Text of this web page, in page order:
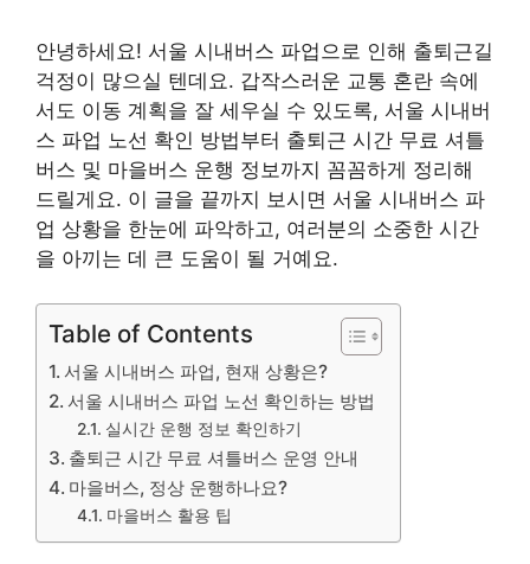
안녕하세요! 서울 시내버스 파업으로 인해 출퇴근길
걱정이 많으실 텐데요. 갑작스러운 교통 혼란 속에
서도 이동 계획을 잘 세우실 수 있도록, 서울 시내버
스 파업 노선 확인 방법부터 출퇴근 시간 무료 셔틀
버스 및 마을버스 운행 정보까지 꼼꼼하게 정리해
드릴게요. 이 글을 끝까지 보시면 서울 시내버스 파
업 상황을 한눈에 파악하고, 여러분의 소중한 시간
을 아끼는 데 큰 도움이 될 거예요.
Table of Contents
서울 시내버스 파업, 현재 상황은?
서울 시내버스 파업 노선 확인하는 방법
실시간 운행 정보 확인하기
출퇴근 시간 무료 셔틀버스 운영 안내
마을버스, 정상 운행하나요?
마을버스 활용 팁